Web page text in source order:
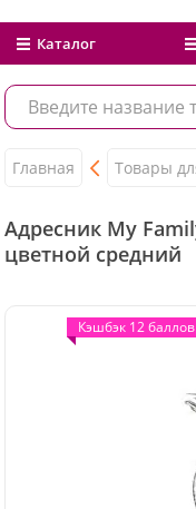
Каталог
Главная Товары
Адресник My
цветной средний
Кэшбэк 12 баллов
Кэшбэк 12 баллов